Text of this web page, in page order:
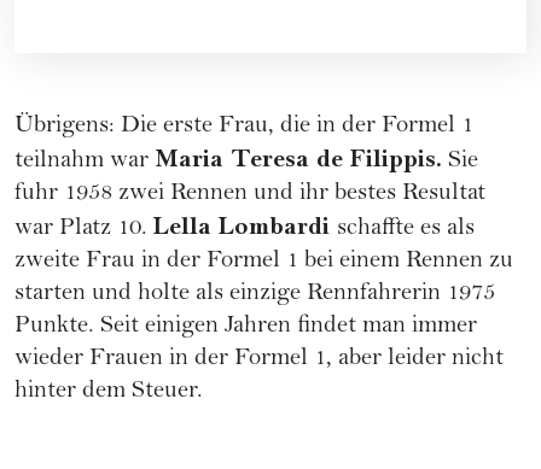
Übrigens: Die erste Frau, die in der Formel 1
teilnahm war Maria Teresa de Filippis. Sie
fuhr 1958 zwei Rennen und ihr bestes Resultat
war Platz 10. Lella Lombardi schaffte es als
zweite Frau in der Formel 1 bei einem Rennen zu
starten und holte als einzige Rennfahrerin 1975
Punkte. Seit einigen Jahren findet man immer
wieder Frauen in der Formel 1, aber leider nicht
hinter dem Steuer.